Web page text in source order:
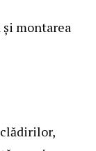
montarea